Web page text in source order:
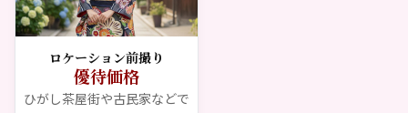
ロケーション前撮り
優待価格
ひがし茶屋街や古民家などで